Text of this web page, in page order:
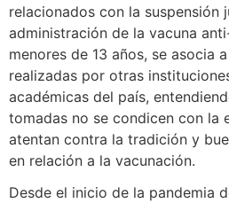
relacionados con la suspensión
administración de la vacuna
menores de 13 años, se asocia
realizadas por otras
académicas del país,
tomadas no se condicen con la
atentan contra la tradición y
en relación a la vacunación.
Desde el inicio de la pandemia